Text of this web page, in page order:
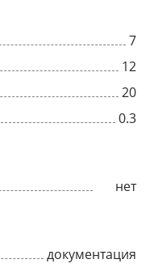
7
12
20
0.3
нет
документация